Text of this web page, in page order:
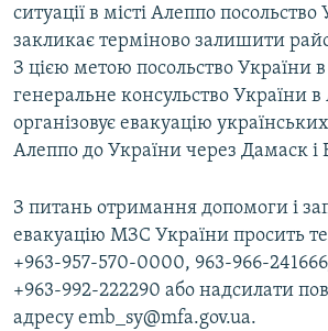
ситуації в місті Алеппо посольство
закликає терміново залишити
З цією метою посольство України в
генеральне консульство України
організовує евакуацію
Алеппо до України через Дамаск і
З питань отримання допомоги і
евакуацію МЗС України просить
+963-957-570-0000, 963-966-
+963-992-222290 або надсилати
адресу emb_sy@mfa.gov.ua.